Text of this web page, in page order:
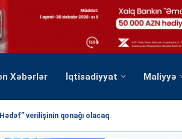
Xəbərlər İqtisadiyyat Maliyyə
verilişinin qonağı olacaq